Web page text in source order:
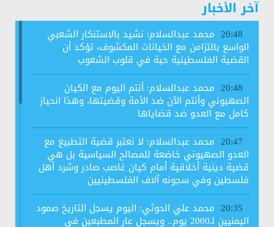
آخر الأخبار
20:48 محمد عبدالسلام: نشيد بالاستنكار الشعبي
الواسع بالتزامن مع الخيانات المكشوف، تؤكد أن
القضية الفلسطينية حية في قلوب الشعوب
20:48 محمد عبدالسلام: أنتم اليوم مع الكيان
الصهيوني وأنتم الآن ضد الأمة وقضيتها، وهذا انحياز
كامل مع العدو ضد قضاياها
20:47 محمد عبدالسلام: لا نعتبر قضية التطبيع مع
العدو الصهيوني خاضعة للمصالح السياسية بل هي
قضية دينية أخلاقية أمام كيان غاصب صادر وشرد أهل
فلسطين وفي سجونه آلاف الفلسطينيين
20:35 محمد علي الحوثي: اليوم يسجل التاريخ صمود
اليمنيين لـ2000 يوم.. ويسجل عار المطبعين في